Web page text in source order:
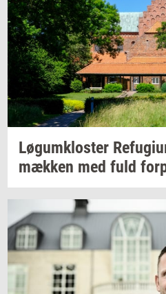
Løgum­klo­ster
mæk­ken med fuld